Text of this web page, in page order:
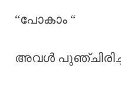
“പോകാം “
അവൾ